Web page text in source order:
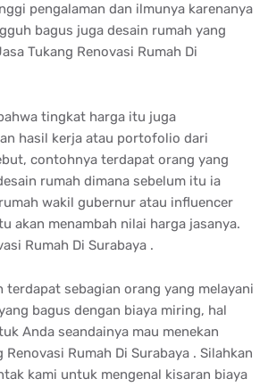
pengalaman dan ilmunya karenanya
bagus juga desain rumah yang
Tukang Renovasi Rumah Di
tingkat harga itu juga
hasil kerja atau portofolio dari
contohnya terdapat orang yang
rumah dimana sebelum itu ia
wakil gubernur atau influencer
akan menambah nilai harga jasanya.
Rumah Di Surabaya .
terdapat sebagian orang yang melayani
bagus dengan biaya miring, hal
Anda seandainya mau menekan
Renovasi Rumah Di Surabaya . Silahkan
kami untuk mengenal kisaran biaya